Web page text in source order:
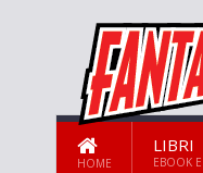
HOME
LIBRI
EBOOK